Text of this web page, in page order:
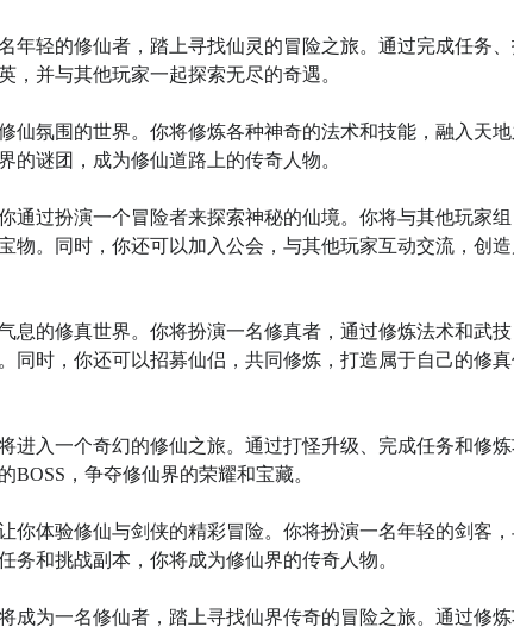
年轻的修仙者，踏上寻找仙灵的冒险之旅。通过完成任务
并与其他玩家一起探索无尽的奇遇。
仙氛围的世界。你将修炼各种神奇的法术和技能，融入天
的谜团，成为修仙道路上的传奇人物。
通过扮演一个冒险者来探索神秘的仙境。你将与其他玩家组
物。同时，你还可以加入公会，与其他玩家互动交流，创
息的修真世界。你将扮演一名修真者，通过修炼法术和武
同时，你还可以招募仙侣，共同修炼，打造属于自己的修
进入一个奇幻的修仙之旅。通过打怪升级、完成任务和修
，争夺修仙界的荣耀和宝藏。
你体验修仙与剑侠的精彩冒险。你将扮演一名年轻的剑客
和挑战副本，你将成为修仙界的传奇人物。
成为一名修仙者，踏上寻找仙界传奇的冒险之旅。通过修